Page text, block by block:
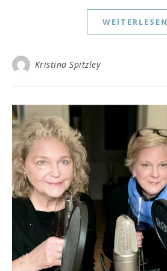
WEITERLESEN
Kristina Spitzley